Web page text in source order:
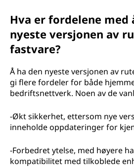
Hva er fordelene med
nyeste versjonen av
fastvare?
Å ha den nyeste versjonen av
gi flere fordeler for både
bedriftsnettverk. Noen av de
-Økt sikkerhet, ettersom nye
inneholde oppdateringer for
-Forbedret ytelse, med høyere
kompatibilitet med tilkoblede